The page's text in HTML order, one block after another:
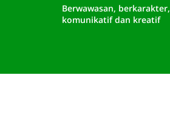
Berwawasan, berkarakter,
komunikatif dan kreatif